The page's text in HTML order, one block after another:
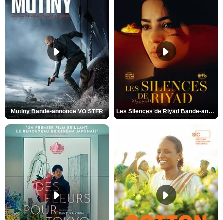
Mutiny Bande-annonce VO STFR Les Silences de Riyad Bande-annonce VO STFR